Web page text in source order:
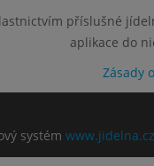
příslušné
aplikace do
Zásady
systém www.jidelna.cz